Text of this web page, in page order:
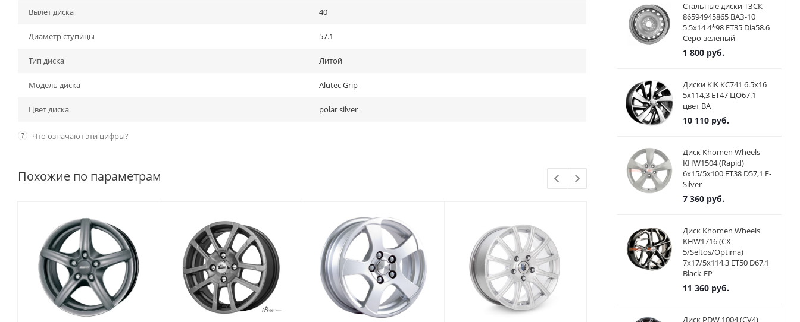
Вылет диска 40
Диаметр ступицы 57.1
Тип диска Литой
Модель диска Alutec Grip
Цвет диска polar silver
? Что означают эти цифры?
Похожие по параметрам
Стальные диски ТЗСК
86594945865 ВАЗ-10
5.5x14 4*98 ET35 Dia58.6
Серо-зеленый
1 800руб.
Диски KiK КС741 6.5x16
5x114,3 ET47 ЦО67.1
цвет BA
10 110руб.
Диск Khomen Wheels
KHW1504 (Rapid)
6x15/5x100 ET38 D57,1 F-
Silver
7 360руб.
Диск Khomen Wheels
KHW1716 (CX-
5/Seltos/Optima)
7x17/5x114,3 ET50 D67,1
Black-FP
11 360руб.
Диск PDW 1004 (CV4)